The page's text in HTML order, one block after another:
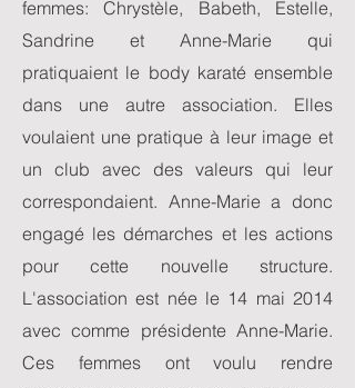
femmes: Chrystèle, Babeth, Estelle,
Sandrine et Anne-Marie qui
pratiquaient le body karaté ensemble
dans une autre association. Elles
voulaient une pratique à leur image et
un club avec des valeurs qui leur
correspondaient. Anne-Marie a donc
engagé les démarches et les actions
pour cette nouvelle structure.
L'association est née le 14 mai 2014
avec comme présidente Anne-Marie.
Ces femmes ont voulu rendre